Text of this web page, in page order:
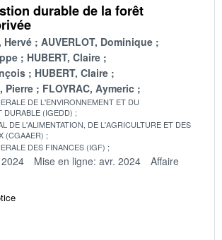
durable de la forêt
Hervé
AUVERLOT, Dominique
HUBERT, Claire
HUBERT, Claire
Pierre
FLOYRAC, Aymeric
DE L'ENVIRONNEMENT ET DU
DURABLE (IGEDD)
DE L'ALIMENTATION, DE L'AGRICULTURE ET DES
(CGAAER)
DES FINANCES (IGF)
Mise en ligne: avr. 2024
Affaire